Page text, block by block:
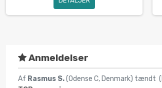
Anmeldelser
Af Rasmus S.(Odense C, Denmark) tændt (